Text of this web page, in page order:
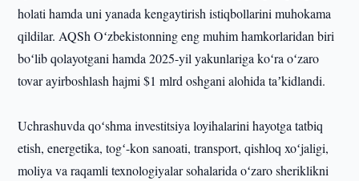
holati hamda uni yanada kengaytirish istiqbollarini muhokama
qildilar. AQSh Oʻzbekistonning eng muhim hamkorlaridan biri
boʻlib qolayotgani hamda 2025-yil yakunlariga koʻra oʻzaro
tovar ayirboshlash hajmi $1 mlrd oshgani alohida taʼkidlandi.
Uchrashuvda qoʻshma investitsiya loyihalarini hayotga tatbiq
etish, energetika, togʻ-kon sanoati, transport, qishloq xoʻjaligi,
moliya va raqamli texnologiyalar sohalarida oʻzaro sheriklikni